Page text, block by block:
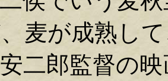
麦が成熟し
二郎監督の